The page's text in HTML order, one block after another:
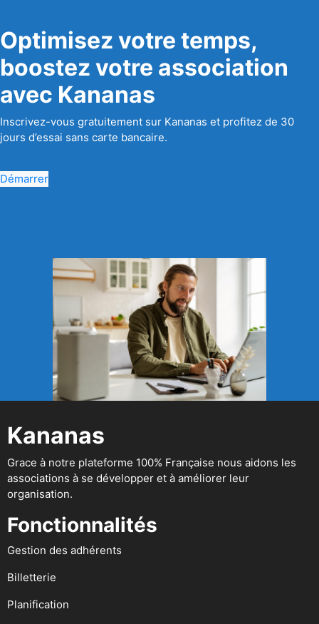
Optimisez votre temps,
boostez votre association
avec Kananas
Inscrivez-vous gratuitement sur Kananas et profitez de 30
jours d’essai sans carte bancaire.
Démarrer
Kananas
Grace à notre plateforme 100% Française nous aidons les
associations à se développer et à améliorer leur
organisation.
Fonctionnalités
Gestion des adhérents
Billetterie
Planification